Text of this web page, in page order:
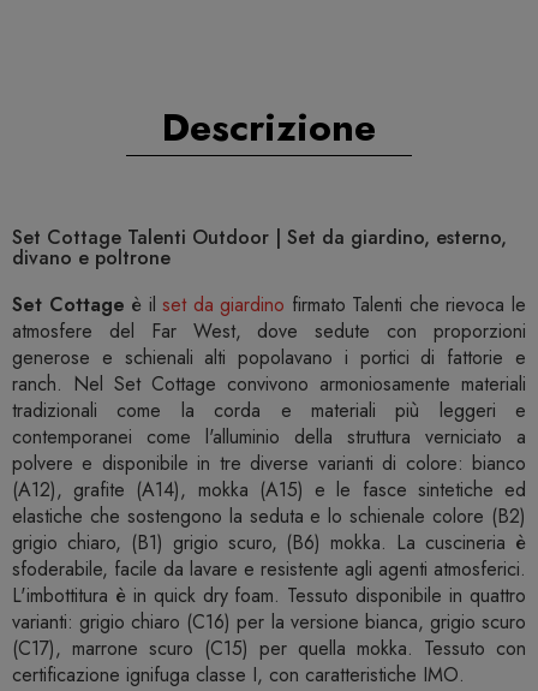
Descrizione
Set Cottage Talenti Outdoor | Set da giardino, esterno,
divano e poltrone
Set Cottage è ilset da giardino firmato Talenti che rievoca le
atmosfere del Far West, dove sedute con proporzioni
generose e schienali alti popolavano i portici di fattorie e
ranch. Nel Set Cottage convivono armoniosamente materiali
tradizionali come la corda e materiali più leggeri e
contemporanei come l'alluminio della struttura verniciato a
polvere e disponibile in tre diverse varianti di colore: bianco
(A12), grafite (A14), mokka (A15) e le fasce sintetiche ed
elastiche che sostengono la seduta e lo schienale colore (B2)
grigio chiaro, (B1) grigio scuro, (B6) mokka. La cuscineria è
sfoderabile, facile da lavare e resistente agli agenti atmosferici.
L'imbottitura è in quick dry foam. Tessuto disponibile in quattro
varianti: grigio chiaro (C16) per la versione bianca, grigio scuro
(C17), marrone scuro (C15) per quella mokka. Tessuto con
certificazione ignifuga classe I, con caratteristiche IMO.